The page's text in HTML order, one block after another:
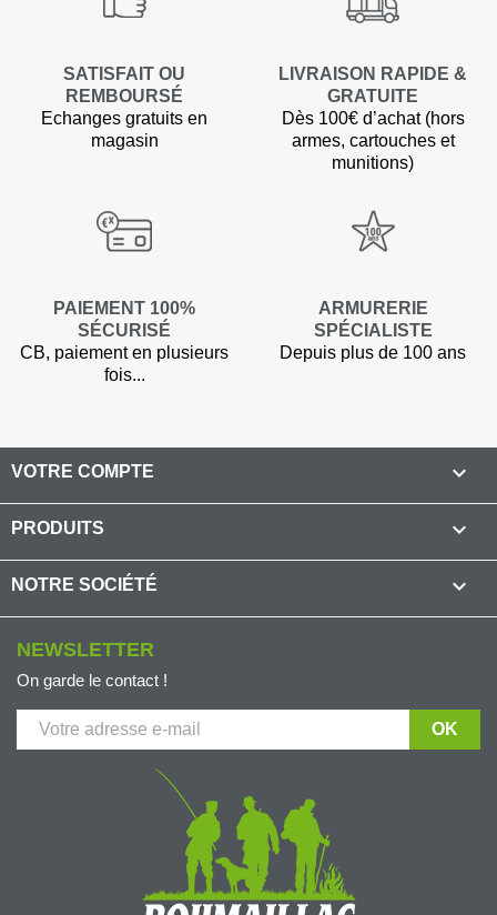
(1
SATISFAIT OU
REMBOURSÉ
Echanges gratuits en
magasin
LIVRAISON RAPIDE &
GRATUITE
Dès 100€ d’achat (hors
armes, cartouches et
munitions)
PAIEMENT 100%
SÉCURISÉ
CB, paiement en plusieurs
fois...
ARMURERIE
SPÉCIALISTE
Depuis plus de 100 ans
VOTRE COMPTE 
PRODUITS 
NOTRE SOCIÉTÉ 
NEWSLETTER
On garde le contact !